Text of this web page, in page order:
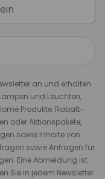
an und erhalten
und Leuchten,
Produkte, Rabatt-
oder Aktionspakete,
sowie Inhalte von
sowie Anfragen für
Eine Abmeldung ist
Sie in jedem Newsletter